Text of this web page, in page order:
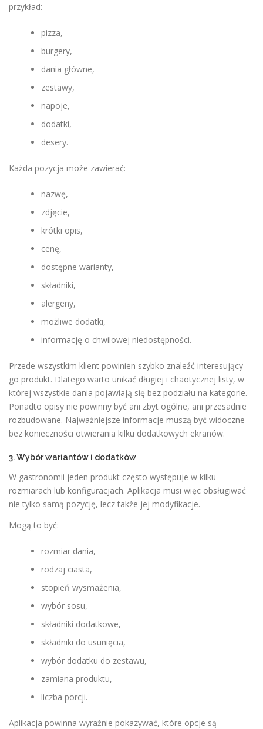
przykład:
pizza,
burgery,
dania główne,
zestawy,
napoje,
dodatki,
desery.
Każda pozycja może zawierać:
nazwę,
zdjęcie,
krótki opis,
cenę,
dostępne warianty,
składniki,
alergeny,
możliwe dodatki,
informację o chwilowej niedostępności.
Przede wszystkim klient powinien szybko znaleźć interesujący
go produkt. Dlatego warto unikać długiej i chaotycznej listy, w
której wszystkie dania pojawiają się bez podziału na kategorie.
Ponadto opisy nie powinny być ani zbyt ogólne, ani przesadnie
rozbudowane. Najważniejsze informacje muszą być widoczne
bez konieczności otwierania kilku dodatkowych ekranów.
3. Wybór wariantów i dodatków
W gastronomii jeden produkt często występuje w kilku
rozmiarach lub konfiguracjach. Aplikacja musi więc obsługiwać
nie tylko samą pozycję, lecz także jej modyfikacje.
Mogą to być:
rozmiar dania,
rodzaj ciasta,
stopień wysmażenia,
wybór sosu,
składniki dodatkowe,
składniki do usunięcia,
wybór dodatku do zestawu,
zamiana produktu,
liczba porcji.
Aplikacja powinna wyraźnie pokazywać, które opcje są